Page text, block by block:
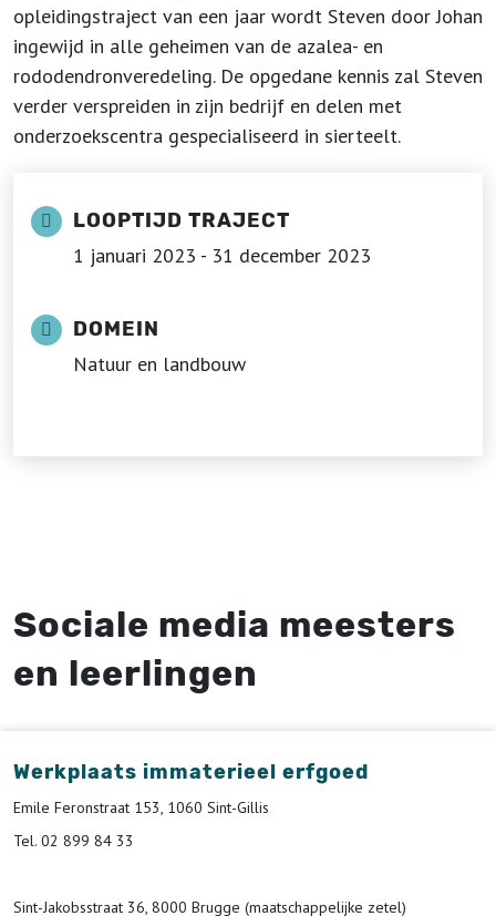
opleidingstraject van een jaar wordt Steven door Johan
ingewijd in alle geheimen van de azalea- en
rododendronveredeling. De opgedane kennis zal Steven
verder verspreiden in zijn bedrijf en delen met
onderzoekscentra gespecialiseerd in sierteelt.
LOOPTIJD TRAJECT
1 januari 2023 - 31 december 2023
DOMEIN
Natuur en landbouw
Sociale media meesters
en leerlingen
Werkplaats immaterieel erfgoed
Emile Feronstraat 153, 1060 Sint-Gillis
Tel. 02 899 84 33
Sint-Jakobsstraat 36, 8000 Brugge (maatschappelijke zetel)